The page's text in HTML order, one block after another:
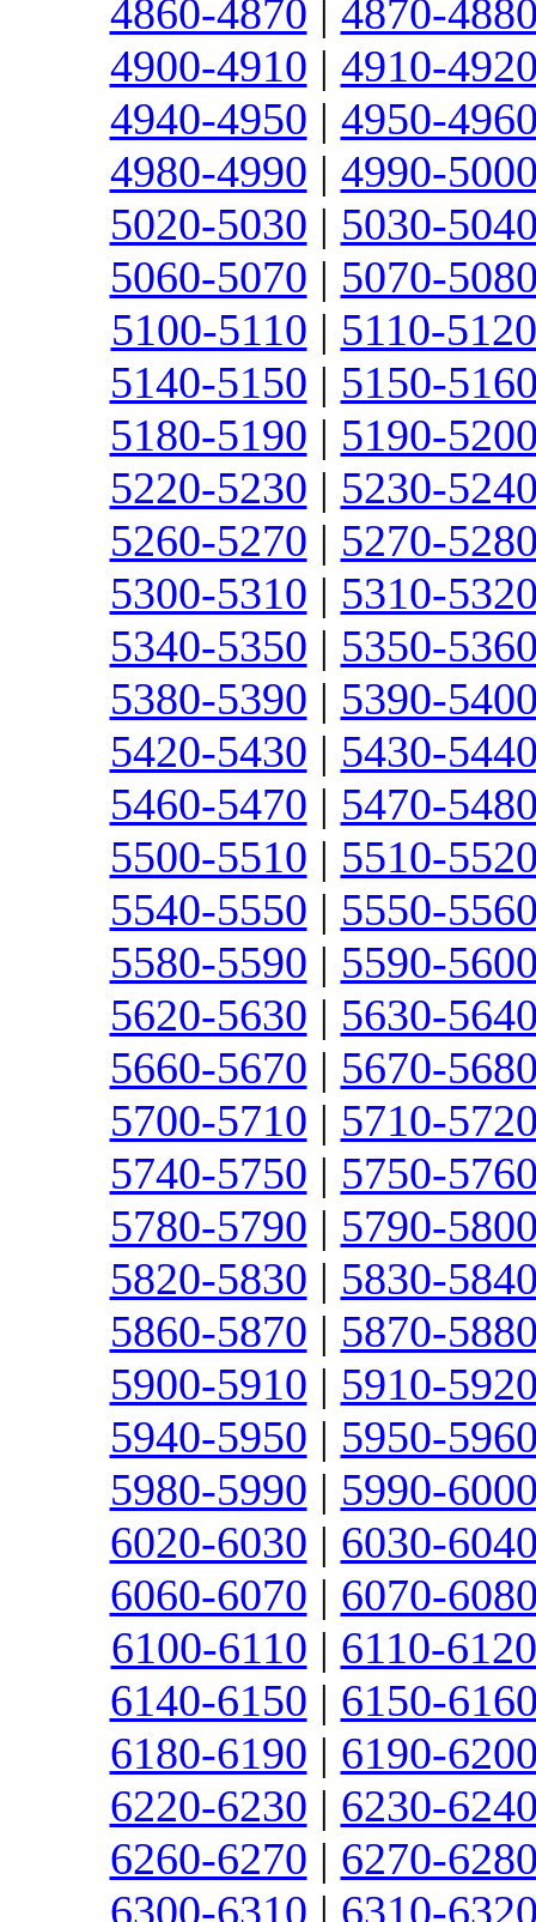
4860-4870 | 4870-
4900-4910 | 4910-
4940-4950 | 4950-
4980-4990 | 4990-
5020-5030 | 5030-
5060-5070 | 5070-
5100-5110 | 5110-5120
5140-5150 | 5150-
5180-5190 | 5190-
5220-5230 | 5230-
5260-5270 | 5270-
5300-5310 | 5310-
5340-5350 | 5350-
5380-5390 | 5390-
5420-5430 | 5430-
5460-5470 | 5470-
5500-5510 | 5510-
5540-5550 | 5550-
5580-5590 | 5590-
5620-5630 | 5630-
5660-5670 | 5670-
5700-5710 | 5710-
5740-5750 | 5750-
5780-5790 | 5790-
5820-5830 | 5830-
5860-5870 | 5870-
5900-5910 | 5910-
5940-5950 | 5950-
5980-5990 | 5990-
6020-6030 | 6030-
6060-6070 | 6070-
6100-6110 | 6110-6120
6140-6150 | 6150-
6180-6190 | 6190-
6220-6230 | 6230-
6260-6270 | 6270-
6300-6310 | 6310-